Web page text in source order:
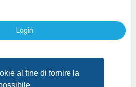
al fine di fornire la
Google